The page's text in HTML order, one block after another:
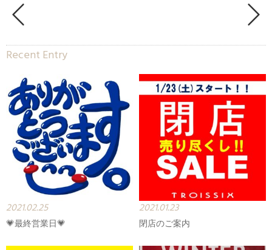
Recent Entry
2021.02.25
💗最終営業日💗
2021.01.23
閉店のご案内